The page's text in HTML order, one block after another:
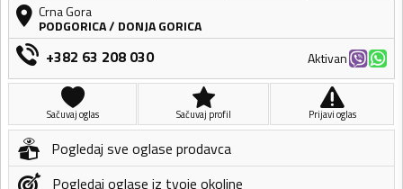
Crna Gora
PODGORICA/ DONJA GORICA
+382 63 208 030 Aktivan
Sačuvaj oglas Sačuvaj profil Prijavi oglas
Pogledaj sve oglase prodavca
Pogledaj oglase iz tvoje okoline